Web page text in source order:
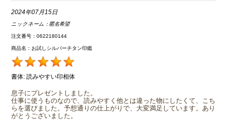
2024年07月15日
ニックネーム： 匿名希望
注文番号：0622180144
商品名：お試しシルバーチタン印鑑
書体: 読みやすい印相体
息子にプレゼントしました。
仕事に使うものなので、読みやすく他とは違った物にしたくて、こち
らを選びました。予想通りの仕上がりで、大変満足しています。あり
がとうございました。